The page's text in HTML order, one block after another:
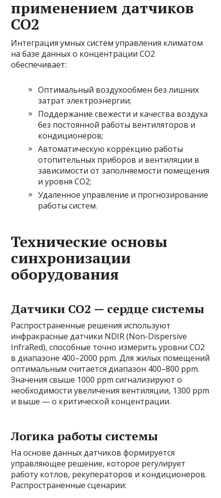
применением датчиков
CO2
Интеграция умных систем управления климатом
на базе данных о концентрации CO2
обеспечивает:
Оптимальный воздухообмен без лишних
затрат электроэнергии;
Поддержание свежести и качества воздуха
без постоянной работы вентиляторов и
кондиционеров;
Автоматическую коррекцию работы
отопительных приборов и вентиляции в
зависимости от заполняемости помещения
и уровня CO2;
Удаленное управление и прогнозирование
работы систем.
Технические основы
синхронизации
оборудования
Датчики CO2 — сердце системы
Распространенные решения используют
инфракрасные датчики NDIR (Non-Dispersive
InfraRed), способные точно измерить уровни CO2
в диапазоне 400–2000 ppm. Для жилых помещений
оптимальным считается диапазон 400–800 ppm.
Значения свыше 1000 ppm сигнализируют о
необходимости увеличения вентиляции, 1300 ppm
и выше — о критической концентрации.
Логика работы системы
На основе данных датчиков формируется
управляющее решение, которое регулирует
работу котлов, рекуператоров и кондиционеров.
Распространенные сценарии: